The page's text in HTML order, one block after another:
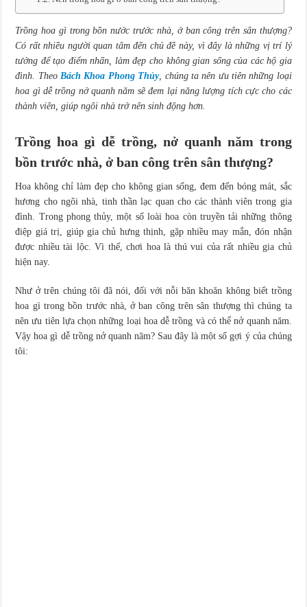
Trồng hoa gì trong bồn nước trước nhà, ở ban công trên sân thượng?
Có rất nhiều người quan tâm đến chủ đề này, vì đây là những vị trí lý
tưởng để tạo điểm nhấn, làm đẹp cho không gian sống của các hộ gia
đình. Theo Bách Khoa Phong Thủy, chúng ta nên ưu tiên những loại
hoa gì dễ trồng nở quanh năm sẽ đem lại năng lượng tích cực cho các
thành viên, giúp ngôi nhà trở nên sinh động hơn.
Trồng hoa gì dễ trồng, nở quanh năm trong
bồn trước nhà, ở ban công trên sân thượng?
Hoa không chỉ làm đẹp cho không gian sống, đem đến bóng mát, sắc
hương cho ngôi nhà, tinh thần lạc quan cho các thành viên trong gia
đình. Trong phong thủy, một số loài hoa còn truyền tải những thông
điệp giá trị, giúp gia chủ hưng thịnh, gặp nhiều may mắn, đón nhận
được nhiều tài lộc. Vì thế, chơi hoa là thú vui của rất nhiều gia chủ
hiện nay.
Như ở trên chúng tôi đã nói, đối với nỗi băn khoăn không biết trồng
hoa gì trong bồn trước nhà, ở ban công trên sân thượng thì chúng ta
nên ưu tiên lựa chọn những loại hoa dễ trồng và có thể nở quanh năm.
Vậy hoa gì dễ trồng nở quanh năm? Sau đây là một số gợi ý của chúng
tôi: